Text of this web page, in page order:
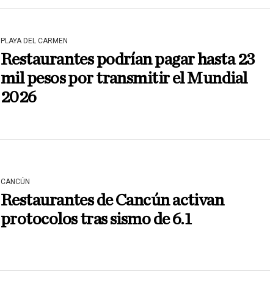
PLAYA DEL CARMEN
Restaurantes podrían pagar hasta 23
mil pesos por transmitir el Mundial
2026
CANCÚN
Restaurantes de Cancún activan
protocolos tras sismo de 6.1